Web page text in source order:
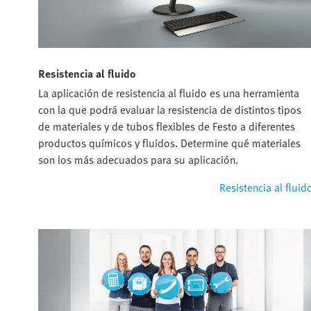
Resistencia al fluido
La aplicación de resistencia al fluido es una herramienta
con la que podrá evaluar la resistencia de distintos tipos
de materiales y de tubos flexibles de Festo a diferentes
productos químicos y fluidos. Determine qué materiales
son los más adecuados para su aplicación.
Resistencia al